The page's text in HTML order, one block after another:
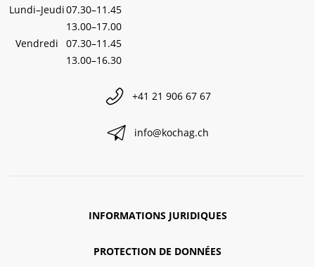
Lundi–Jeudi07.30–11.45
13.00–17.00
Vendredi
07.30–11.45
13.00–16.30
+41 21 906 67 67
info@kochag.ch
INFORMATIONS JURIDIQUES
PROTECTION DE DONNÉES